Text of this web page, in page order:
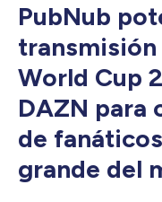
PubNub
transmisión
World Cup
DAZN para
de
grande del